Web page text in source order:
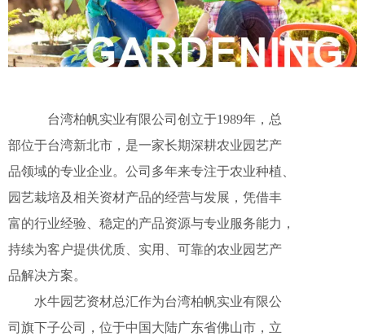
台湾柏帆实业有限公司创立于1989年， 总
部位于台湾新北市，是一家长期深耕农业园艺产
品领域的专业企业。公司多年来专注于农业种植、
园艺栽培及相关资材产品的经营与发展， 凭借丰
富的行业经验、稳定的产品资源与专业服务能力，
持续为客户提供优质、实用、可靠的农业园艺产
品解决方案。
水牛园艺资材总汇作为台湾柏帆实业有限公
司旗下子公司，位于中国大陆广东省佛山市，立